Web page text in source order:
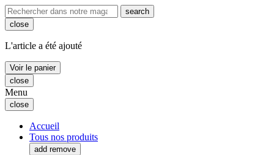
search
close
L'article a été ajouté
Voir le panier
close
Menu
close
Accueil
Tous nos produits
add remove